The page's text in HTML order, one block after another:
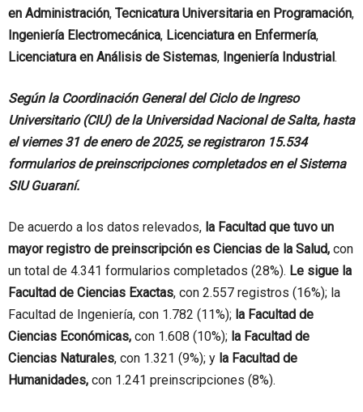
en Administración, Tecnicatura Universitaria en Programación,
Ingeniería Electromecánica, Licenciatura en Enfermería,
Licenciatura en Análisis de Sistemas, Ingeniería Industrial.
Según la Coordinación General del Ciclo de Ingreso
Universitario (CIU) de la Universidad Nacional de Salta, hasta
el viernes 31 de enero de 2025, se registraron 15.534
formularios de preinscripciones completados en el Sistema
SIU Guaraní.
De acuerdo a los datos relevados, la Facultad que tuvo un
mayor registro de preinscripción es Ciencias de la Salud, con
un total de 4.341 formularios completados (28%). Le sigue la
Facultad de Ciencias Exactas, con 2.557 registros (16%); la
Facultad de Ingeniería, con 1.782 (11%); la Facultad de
Ciencias Económicas, con 1.608 (10%); la Facultad de
Ciencias Naturales, con 1.321 (9%); y la Facultad de
Humanidades, con 1.241 preinscripciones (8%).